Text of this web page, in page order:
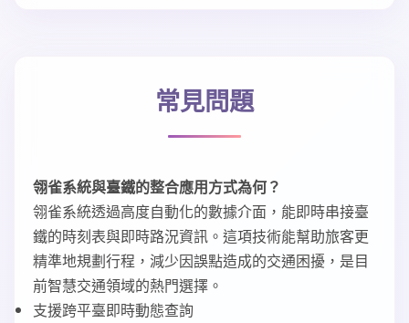
常見問題
翎雀系統與臺鐵的整合應用方式為何？
翎雀系統透過高度自動化的數據介面，能即時串接臺
鐵的時刻表與即時路況資訊。這項技術能幫助旅客更
精準地規劃行程，減少因誤點造成的交通困擾，是目
前智慧交通領域的熱門選擇。
支援跨平臺即時動態查詢